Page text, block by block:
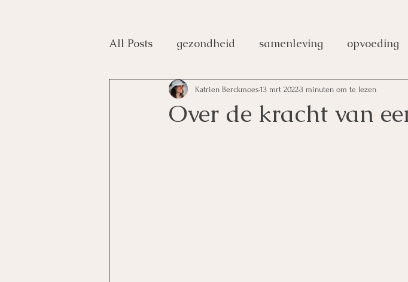
All Posts gezondheid samenleving opvoeding
bewustwording
Over de kracht van
Katrien Berckmoes 13 mrt 20223 minuten om te lezen